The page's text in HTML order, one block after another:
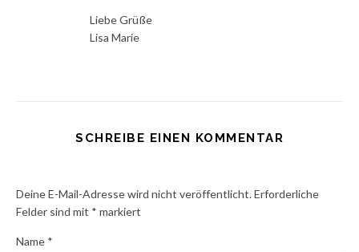
Liebe Grüße
Lisa Marie
SCHREIBE EINEN KOMMENTAR
Deine E-Mail-Adresse wird nicht veröffentlicht.Erforderliche
Felder sind mit * markiert
Name *